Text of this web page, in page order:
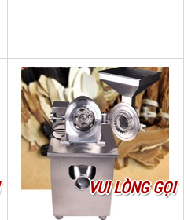
VUI LÒNG GỌI